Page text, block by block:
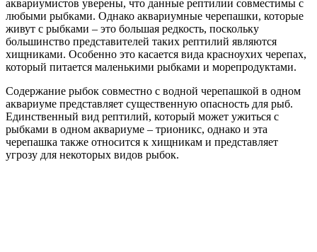
аквариумистов уверены, что данные рептилии совместимы с
любыми рыбками. Однако аквариумные черепашки, которые
живут с рыбками – это большая редкость, поскольку
большинство представителей таких рептилий являются
хищниками. Особенно это касается вида красноухих черепах,
который питается маленькими рыбками и морепродуктами.
Содержание рыбок совместно с водной черепашкой в одном
аквариуме представляет существенную опасность для рыб.
Единственный вид рептилий, который может ужиться с
рыбками в одном аквариуме – трионикс, однако и эта
черепашка также относится к хищникам и представляет
угрозу для некоторых видов рыбок.